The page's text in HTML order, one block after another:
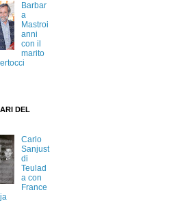
Barbar
a
Mastroi
anni
con il
marito
DEL
Carlo
Sanjust
di
Teulad
a con
France